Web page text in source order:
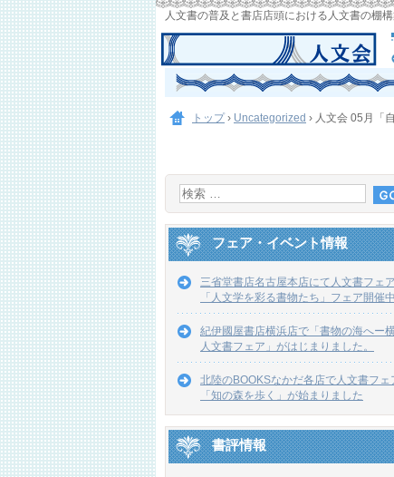
人文書の普及と書店店頭における人文書の棚
トップ › Uncategorized › 人文会 05月「
フェア・イベント情報
三省堂書店名古屋本店にて人文書フェア
「人文学を彩る書物たち」フェア開催中
紀伊國屋書店横浜店で「書物の海へー
人文書フェア」がはじまりました。
北陸のBOOKSなかだ各店で人文書フェ
「知の森を歩く」が始まりました
書評情報